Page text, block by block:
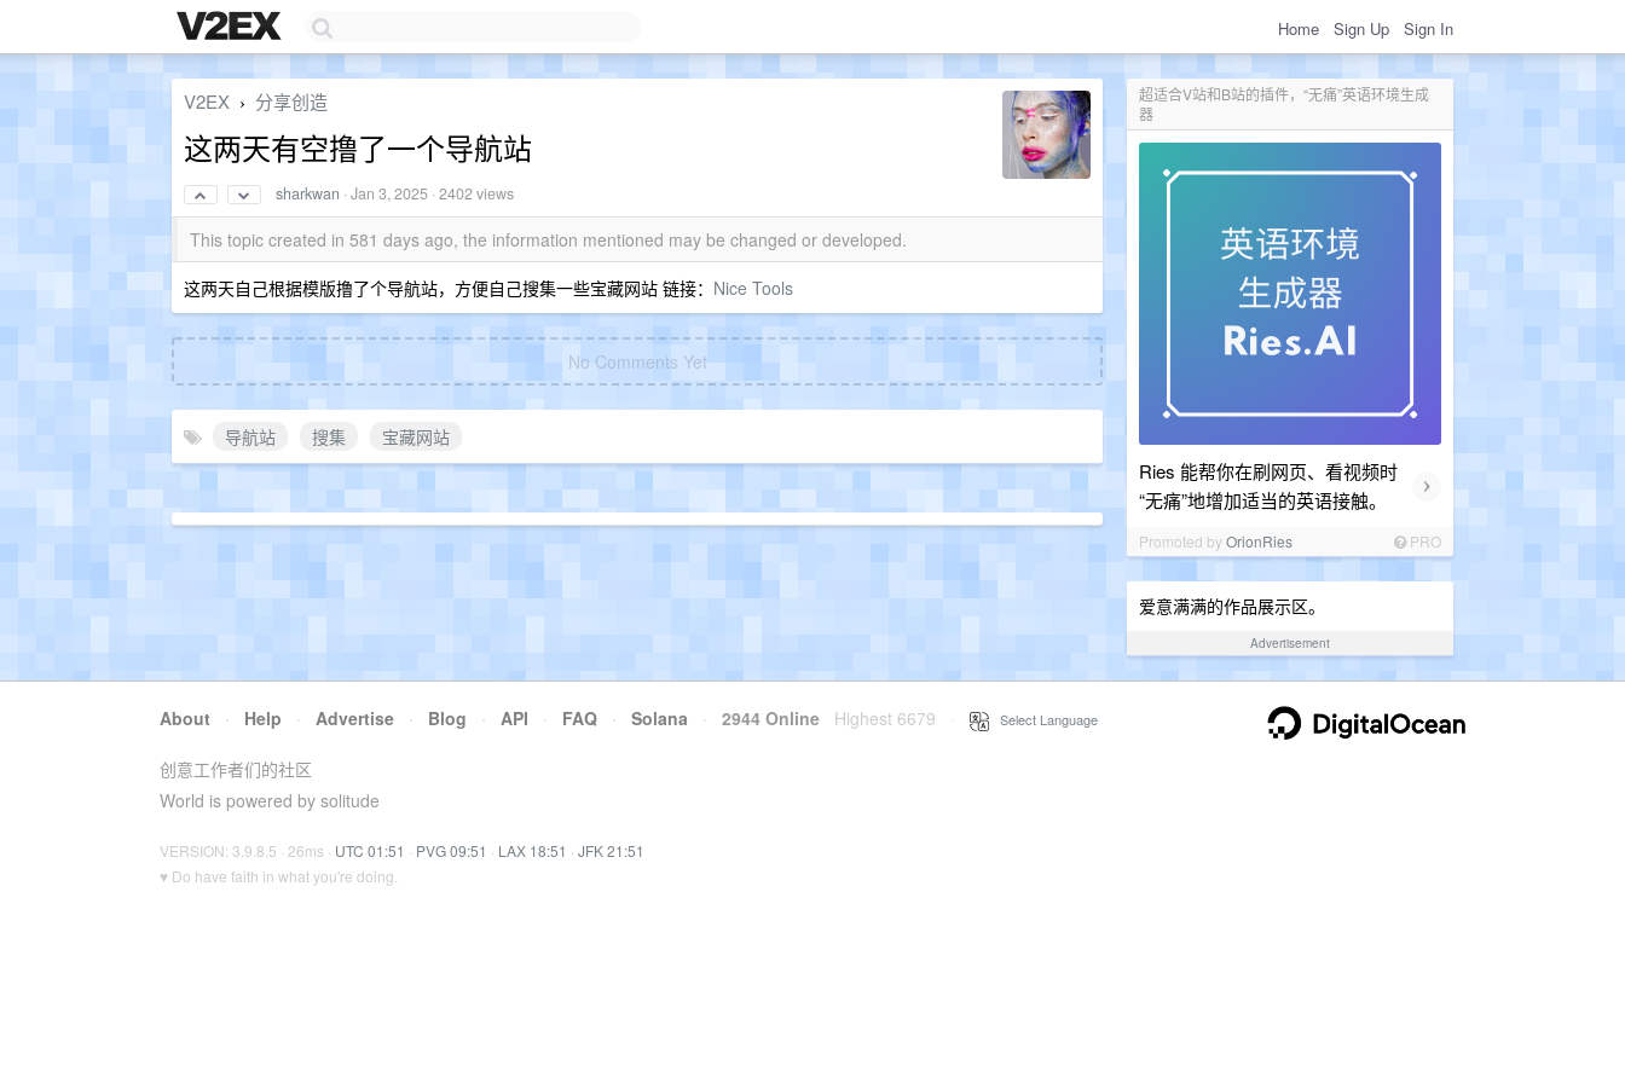
Home Sign Up Sign In
超适合V站和B站的插件，“无痛”英语环境生成
器
Ries 能帮你在刷网页、看视频时
“无痛”地增加适当的英语接触。
›
Promoted byOrionRies PRO
爱意满满的作品展示区。
Advertisement
V2EX › 分享创造
这两天有空撸了一个导航站
sharkwan ·Jan 3, 2025 · 2402 views
This topic created in 581 days ago, the information mentioned may be changed or developed.
这两天自己根据模版撸了个导航站，方便自己搜集一些宝藏网站 链接： Nice Tools
No Comments Yet
导航站 搜集 宝藏网站
About · Help · Advertise · Blog · API · FAQ · Solana · 2944 Online Highest 6679 Select Language
创意工作者们的社区
World is powered by solitude
VERSION: 3.9.8.5 · 26ms · UTC 01:51 · PVG 09:51 · LAX 18:51 · JFK 21:51
♥ Do have faith in what you're doing.